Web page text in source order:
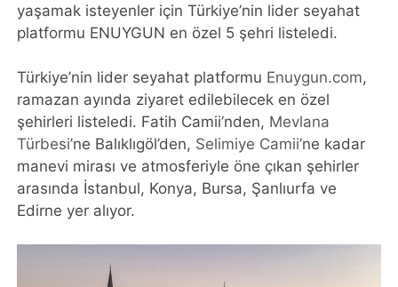
yaşamak isteyenler için Türkiye’nin lider seyahat
platformu ENUYGUN en özel 5 şehri listeledi.
Türkiye’nin lider seyahat platformu Enuygun.com,
ramazan ayında ziyaret edilebilecek en özel
şehirleri listeledi. Fatih Camii’nden, Mevlana
Türbesi’ne Balıklıgöl’den, Selimiye Camii’ne kadar
manevi mirası ve atmosferiyle öne çıkan şehirler
arasında İstanbul, Konya, Bursa, Şanlıurfa ve
Edirne yer alıyor.